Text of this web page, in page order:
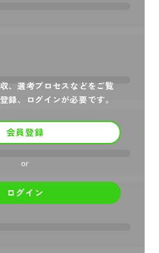
、選考プロセスなどをご覧
録、ログインが必要です。
会員登録
or
ログイン